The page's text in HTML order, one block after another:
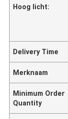
Hoog licht:
Delivery Time
Merknaam
Minimum Order
Quantity